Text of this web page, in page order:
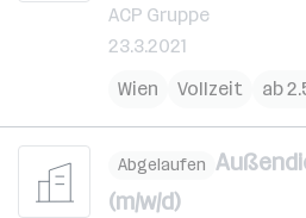
ACP Gruppe
23.3.2021
Wien
Vollzeit ab
Abgelaufen
(m/w/d)